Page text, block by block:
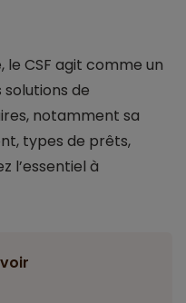
CSF agit comme un
de
notamment sa
types de prêts,
l’essentiel à